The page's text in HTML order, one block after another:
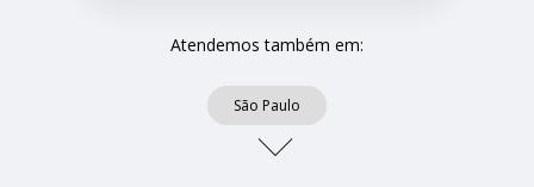
Atendemos também em:
São Paulo